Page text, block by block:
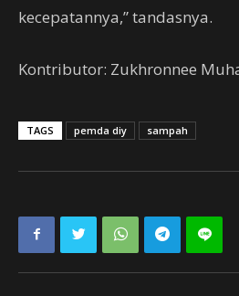
kecepatannya,” tandasnya.
Kontributor: Zukhronnee
TAGS pemda diy sampah